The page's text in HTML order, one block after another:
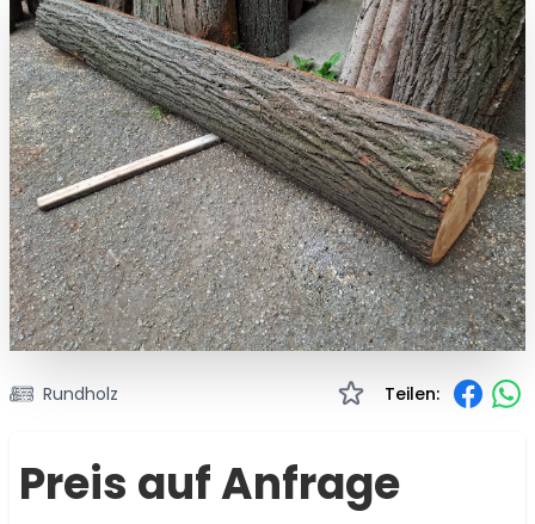
Rundholz Teilen:
Preis auf Anfrage